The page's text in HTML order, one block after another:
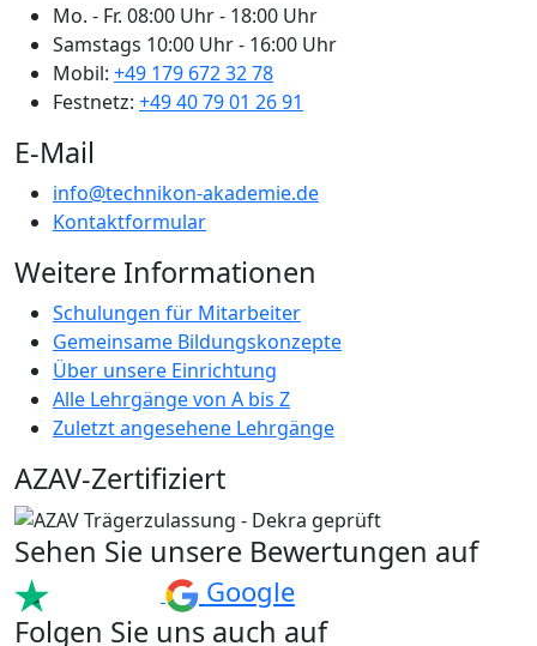
Mo. - Fr. 08:00 Uhr - 18:00 Uhr
Samstags 10:00 Uhr - 16:00 Uhr
Mobil: +49 179 672 32 78
Festnetz: +49 40 79 01 26 91
E-Mail
info@technikon-akademie.de
Kontaktformular
Weitere Informationen
Schulungen für Mitarbeiter
Gemeinsame Bildungskonzepte
Über unsere Einrichtung
Alle Lehrgänge von A bis Z
Zuletzt angesehene Lehrgänge
AZAV-Zertifiziert
Sehen Sie unsere Bewertungen auf
Google
Folgen Sie uns auch auf